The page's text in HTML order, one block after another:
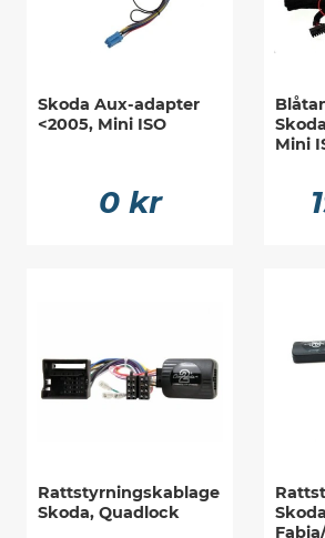
Skoda Aux-adapter
<2005, Mini ISO
0 kr
Mini
Rattstyrningskablage
Skoda, Quadlock
Skoda